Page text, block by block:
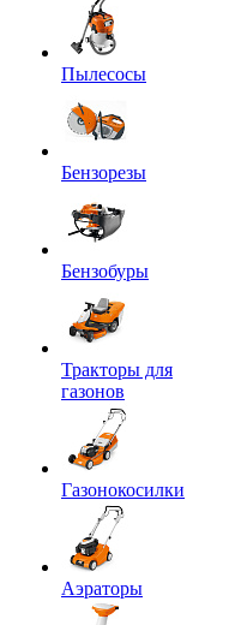
Пылесосы
Бензорезы
Бензобуры
Тракторы для
газонов
Газонокосилки
Аэраторы